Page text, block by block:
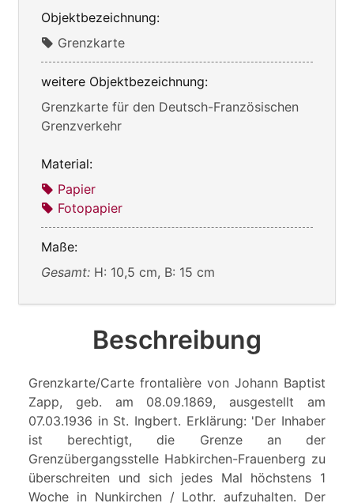
Objektbezeichnung:
Grenzkarte
weitere Objektbezeichnung:
Grenzkarte für den Deutsch-Französischen
Grenzverkehr
Material:
Papier
Fotopapier
Maße:
Gesamt: H: 10,5 cm, B: 15 cm
Beschreibung
Grenzkarte/Carte frontalière von Johann Baptist
Zapp, geb. am 08.09.1869, ausgestellt am
07.03.1936 in St. Ingbert. Erklärung: 'Der Inhaber
ist berechtigt, die Grenze an der
Grenzübergangsstelle Habkirchen-Frauenberg zu
überschreiten und sich jedes Mal höchstens 1
Woche in Nunkirchen / Lothr. aufzuhalten. Der